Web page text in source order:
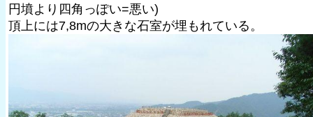
円墳より四角っぽい=悪い)
頂上には7,8mの大きな石室が埋もれている。